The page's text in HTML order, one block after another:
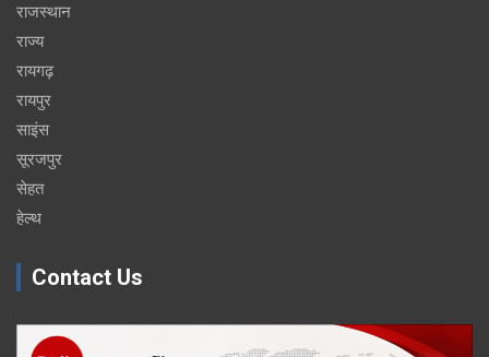
राजस्थान
राज्य
रायगढ़
रायपुर
साइंस
सूरजपुर
सेहत
हेल्थ
Contact Us